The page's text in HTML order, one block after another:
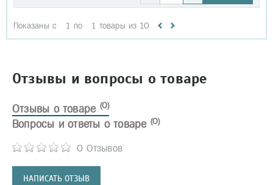
Показаны с 1 по 1 товары из 10
Отзывы и вопросы о товаре
Отзывы о товаре (0)
0 Отзывов
НАПИСАТЬ ОТЗЫВ
Вопросы и ответы о товаре (0)